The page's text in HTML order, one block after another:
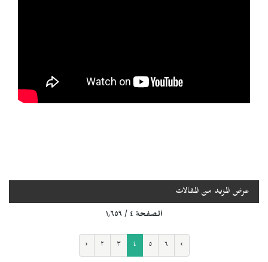
عرض المزيد من المقالات
الصفحة ٤ / ١٬٦٥٩
‹ ٢ ٣ ٤ ٥ ٦ ›